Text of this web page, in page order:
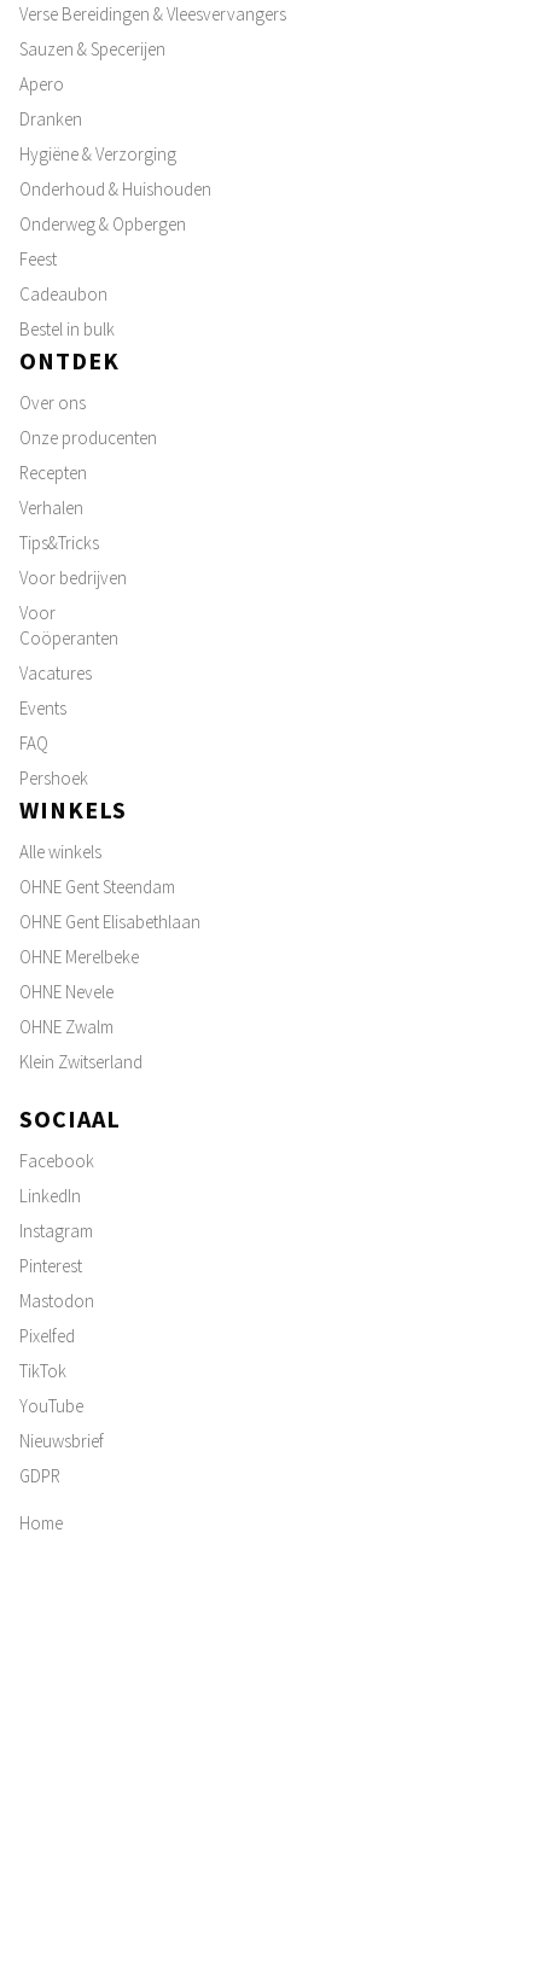
Verse Bereidingen & Vleesvervangers
Sauzen & Specerijen
Apero
Dranken
Hygiëne & Verzorging
Onderhoud & Huishouden
Onderweg & Opbergen
Feest
Cadeaubon
Bestel in bulk
ONTDEK
Over ons
Onze producenten
Recepten
Verhalen
Tips&Tricks
Voor bedrijven
Voor
Coöperanten
Vacatures
Events
FAQ
Pershoek
WINKELS
Alle winkels
OHNE Gent Steendam
OHNE Gent Elisabethlaan
OHNE Merelbeke
OHNE Nevele
OHNE Zwalm
Klein Zwitserland
SOCIAAL
Facebook
LinkedIn
Instagram
Pinterest
Mastodon
Pixelfed
TikTok
YouTube
Nieuwsbrief
GDPR
Home